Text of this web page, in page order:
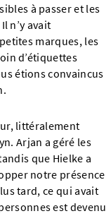
à passer et les
n’y avait
marques, les
d’étiquettes
étions convaincus
littéralement
Arjan a géré les
que Hielke a
notre présence
tard, ce qui avait
est devenu